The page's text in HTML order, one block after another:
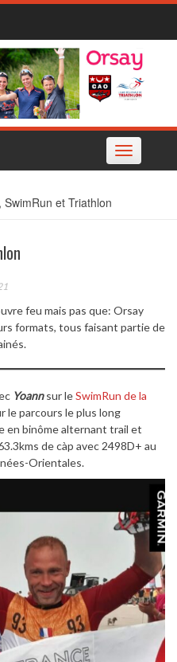
Toggle
navigation
SwimRun et Triathlon
feu mais pas que: Orsay
formats, tous faisant partie de
Yoannsur leSwimRun de la
le parcours le plus long
en binôme alternant trail et
de càp avec 2498D+ au
Orientales.